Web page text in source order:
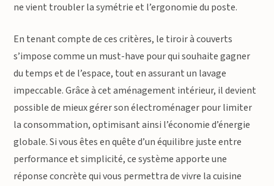
ne vient troubler la symétrie et l’ergonomie du poste.
En tenant compte de ces critères, le tiroir à couverts
s’impose comme un must-have pour qui souhaite gagner
du temps et de l’espace, tout en assurant un lavage
impeccable. Grâce à cet aménagement intérieur, il devient
possible de mieux gérer son électroménager pour limiter
la consommation, optimisant ainsi l’économie d’énergie
globale. Si vous êtes en quête d’un équilibre juste entre
performance et simplicité, ce système apporte une
réponse concrète qui vous permettra de vivre la cuisine